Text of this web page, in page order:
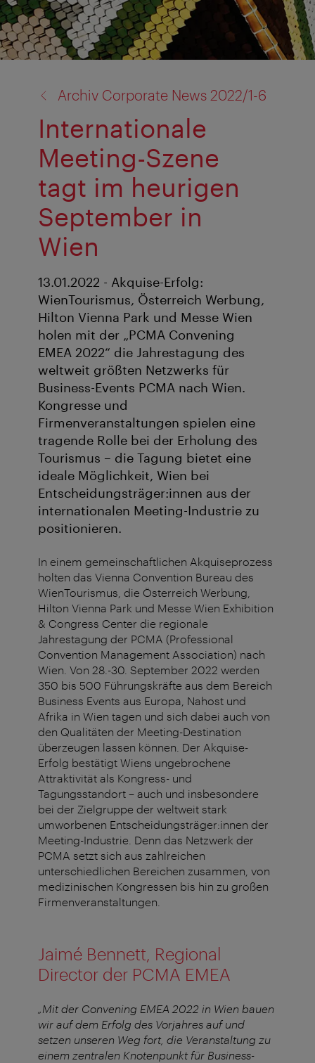
Archiv Corporate News 2022/1-6
Internationale
Meeting-Szene
tagt im heurigen
September in
Wien
13.01.2022 - Akquise-Erfolg:
WienTourismus, Österreich Werbung,
Hilton Vienna Park und Messe Wien
holen mit der „PCMA Convening
EMEA 2022“ die Jahrestagung des
weltweit größten Netzwerks für
Business-Events PCMA nach Wien.
Kongresse und
Firmenveranstaltungen spielen eine
tragende Rolle bei der Erholung des
Tourismus – die Tagung bietet eine
ideale Möglichkeit, Wien bei
Entscheidungsträger:innen aus der
internationalen Meeting-Industrie zu
positionieren.
In einem gemeinschaftlichen Akquiseprozess
holten das Vienna Convention Bureau des
WienTourismus, die Österreich Werbung,
Hilton Vienna Park und Messe Wien Exhibition
& Congress Center die regionale
Jahrestagung der PCMA (Professional
Convention Management Association) nach
Wien. Von 28.-30. September 2022 werden
350 bis 500 Führungskräfte aus dem Bereich
Business Events aus Europa, Nahost und
Afrika in Wien tagen und sich dabei auch von
den Qualitäten der Meeting-Destination
überzeugen lassen können. Der Akquise-
Erfolg bestätigt Wiens ungebrochene
Attraktivität als Kongress- und
Tagungsstandort – auch und insbesondere
bei der Zielgruppe der weltweit stark
umworbenen Entscheidungsträger:innen der
Meeting-Industrie. Denn das Netzwerk der
PCMA setzt sich aus zahlreichen
unterschiedlichen Bereichen zusammen, von
medizinischen Kongressen bis hin zu großen
Firmenveranstaltungen.
Jaimé Bennett, Regional
Director der PCMA EMEA
„Mit der Convening EMEA 2022 in Wien bauen
wir auf dem Erfolg des Vorjahres auf und
setzen unseren Weg fort, die Veranstaltung zu
einem zentralen Knotenpunkt für Business-